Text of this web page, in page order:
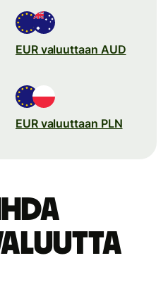
EUR valuuttaan AUD
EUR valuuttaan PLN